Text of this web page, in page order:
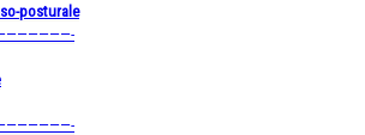
posturale